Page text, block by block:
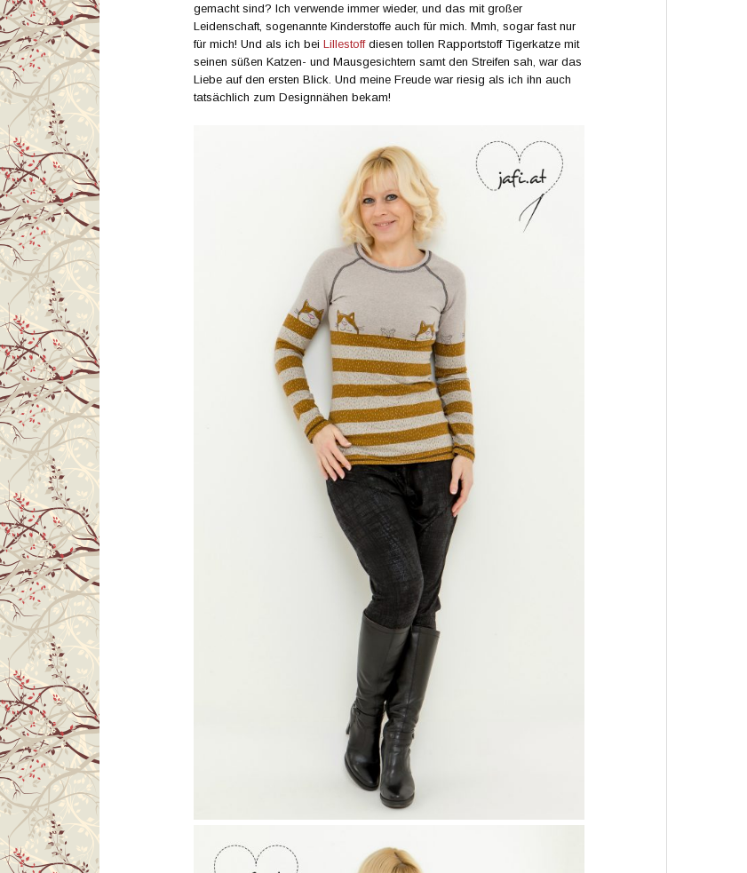
gemacht sind? Ich verwende immer wieder, und das mit großer
Leidenschaft, sogenannte Kinderstoffe auch für mich. Mmh, sogar fast nur
für mich! Und als ich bei Lillestoffdiesen tollen Rapportstoff Tigerkatze mit
seinen süßen Katzen- und Mausgesichtern samt den Streifen sah, war das
Liebe auf den ersten Blick. Und meine Freude war riesig als ich ihn auch
tatsächlich zum Designnähen bekam!